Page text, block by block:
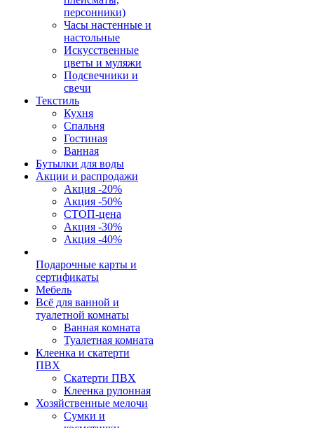
персонники)
Часы настенные и
настольные
Искусственные
цветы и муляжи
Подсвечники и
свечи
Текстиль
Кухня
Спальня
Гостиная
Ванная
Бутылки для воды
Акции и распродажи
Акция -20%
Акция -50%
СТОП-цена
Акция -30%
Акция -40%
Подарочные карты и
сертификаты
Мебель
Всё для ванной и
туалетной комнаты
Ванная комната
Туалетная комната
Клеенка и скатерти
ПВХ
Скатерти ПВХ
Клеенка рулонная
Хозяйственные мелочи
Сумки и